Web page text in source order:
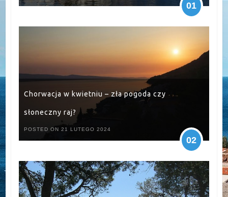
01
Chorwacja w kwietniu – zła pogoda czy
słoneczny raj?
POSTED ON 21 LUTEGO 2024
02